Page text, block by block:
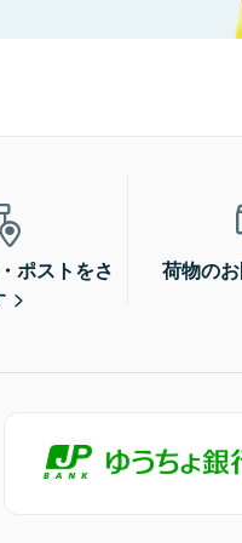
ポストをさ
荷物の